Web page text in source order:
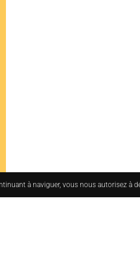
à naviguer, vous nous autorisez à